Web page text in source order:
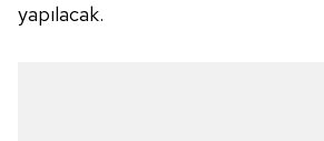
yapılacak.